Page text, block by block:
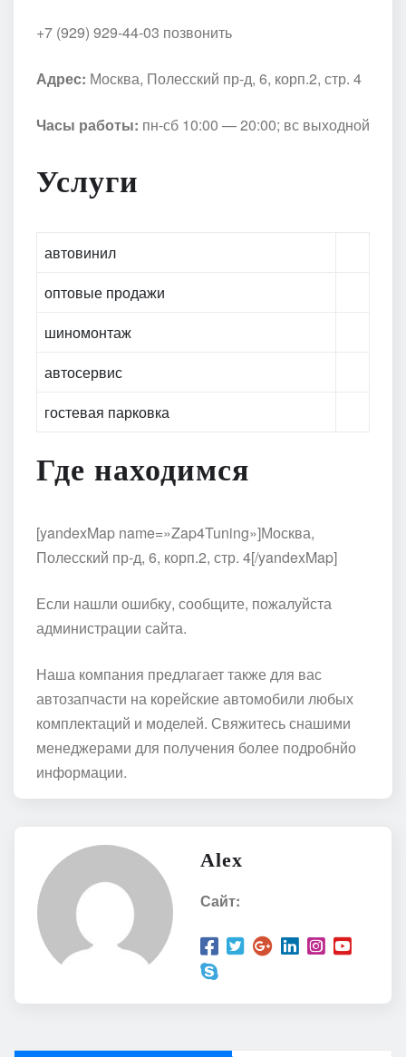
+7 (929) 929-44-03 позвонить
Адрес: Москва, Полесский пр-д, 6, корп.2, стр. 4
Часы работы: пн-сб 10:00 — 20:00; вс выходной
Услуги
автовинил
оптовые продажи
шиномонтаж
автосервис
гостевая парковка
Где находимся
[yandexMap name=»Zap4Tuning»]Москва,
Полесский пр-д, 6, корп.2, стр. 4[/yandexMap]
Если нашли ошибку, сообщите, пожалуйста
администрации сайта.
Наша компания предлагает также для вас
автозапчасти на корейские автомобили любых
комплектаций и моделей. Свяжитесь снашими
менеджерами для получения более подробнйо
информации.
Alex
Сайт: